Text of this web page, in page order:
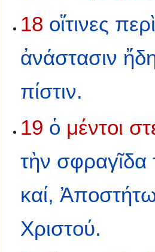
18 οἵτινες
ἀνάστασιν
πίστιν.
19 ὁ μέντοι
τὴν σφραγῖδα
καί,
Χριστού.